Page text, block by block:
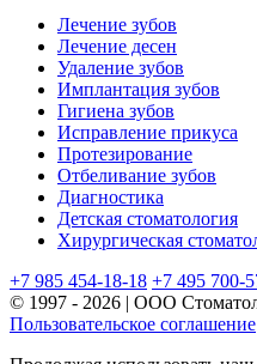
Лечение зубов
Лечение десен
Удаление зубов
Имплантация зубов
Гигиена зубов
Исправление прикуса
Протезирование
Отбеливание зубов
Диагностика
Детская стоматология
Хирургическая
+7 985 454-18-18 +7 495 700-
© 1997 - 2026 | ООО
Пользовательское соглашение